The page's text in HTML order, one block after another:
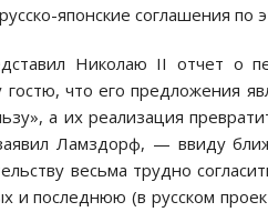
японские соглашения по
Николаю II отчет о
гостю, что его предложения
а их реализация
Ламздорф, — ввиду
весьма трудно
и последнюю (в русском